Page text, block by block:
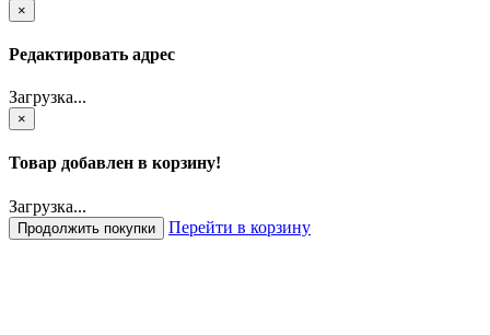
×
Редактировать адрес
Загрузка...
×
Товар добавлен в корзину!
Загрузка...
Продолжить покупки Перейти в корзину